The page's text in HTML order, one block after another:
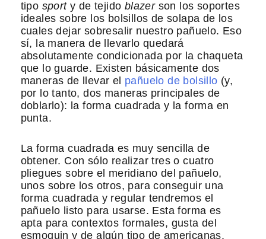
tipo sporty de tejido blazerson los soportes
ideales sobre los bolsillos de solapa de los
cuales dejar sobresalir nuestro pañuelo. Eso
sí, la manera de llevarlo quedará
absolutamente condicionada por la chaqueta
que lo guarde. Existen básicamente dos
maneras de llevar el pañuelo de bolsillo (y,
por lo tanto, dos maneras principales de
doblarlo): la forma cuadrada y la forma en
punta.
La forma cuadrada es muy sencilla de
obtener. Con sólo realizar tres o cuatro
pliegues sobre el meridiano del pañuelo,
unos sobre los otros, para conseguir una
forma cuadrada y regular tendremos el
pañuelo listo para usarse. Esta forma es
apta para contextos formales, gusta del
esmoquin y de algún tipo de americanas,